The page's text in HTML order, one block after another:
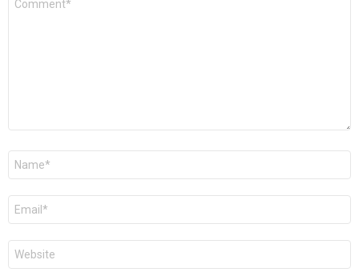
Nome
E-
mail
*
Site